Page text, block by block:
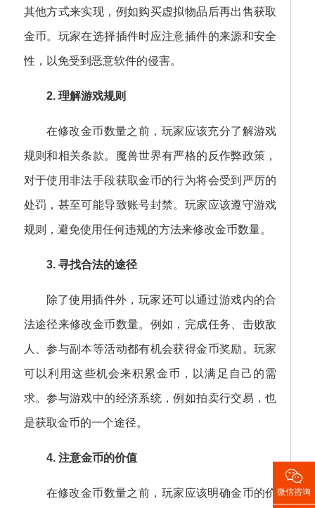
其他方式来实现，例如购买虚拟物品后再出售获取
金币。玩家在选择插件时应注意插件的来源和安全
性，以免受到恶意软件的侵害。
2. 理解游戏规则
在修改金币数量之前，玩家应该充分了解游戏
规则和相关条款。魔兽世界有严格的反作弊政策，
对于使用非法手段获取金币的行为将会受到严厉的
处罚，甚至可能导致账号封禁。玩家应该遵守游戏
规则，避免使用任何违规的方法来修改金币数量。
3. 寻找合法的途径
除了使用插件外，玩家还可以通过游戏内的合
法途径来修改金币数量。例如，完成任务、击败敌
人、参与副本等活动都有机会获得金币奖励。玩家
可以利用这些机会来积累金币，以满足自己的需
求。参与游戏中的经济系统，例如拍卖行交易，也
是获取金币的一个途径。
4. 注意金币的价值
在修改金币数量之前，玩家应该明确金币的价

微信咨询